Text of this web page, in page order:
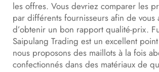
les offres. Vous devriez comparer les
par différents fournisseurs afin de vous
d’obtenir un bon rapport qualité-prix.
Saipulang Trading est un excellent
nous proposons des maillots à la fois
confectionnés dans des matériaux de